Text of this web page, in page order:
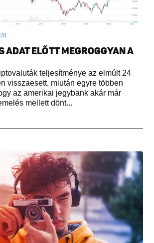
ADAT ELŐTT MEGROGGYAN A
teljesítménye az elmúlt 24
visszaesett, miután egyre többen
az amerikai jegybank akár már
mellett dönt...